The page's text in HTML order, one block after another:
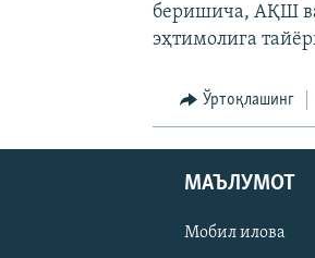
беришича, АҚШ
эҳтимолига
Ўртоқлашинг
МАЪЛУМОТ
Мобил илова